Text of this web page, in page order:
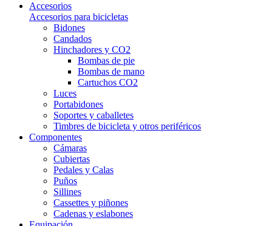
Accesorios
Accesorios para bicicletas
Bidones
Candados
Hinchadores y CO2
Bombas de pie
Bombas de mano
Cartuchos CO2
Luces
Portabidones
Soportes y caballetes
Timbres de bicicleta y otros periféricos
Componentes
Cámaras
Cubiertas
Pedales y Calas
Puños
Sillines
Cassettes y piñones
Cadenas y eslabones